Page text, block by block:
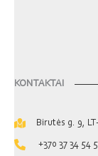
KONTAKTAI
Birutės g. 9,
+370 37 34 54